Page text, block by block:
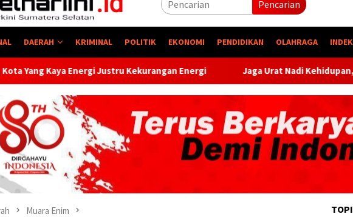
Pencarian
DAERAH KRIMINAL POLITIK EKONOMI PENDIDIKAN OLAHRAGA
Energi Jaga Urat Nadi Kehidupan, PTBA Pertegas Komitmen
Muara Enim